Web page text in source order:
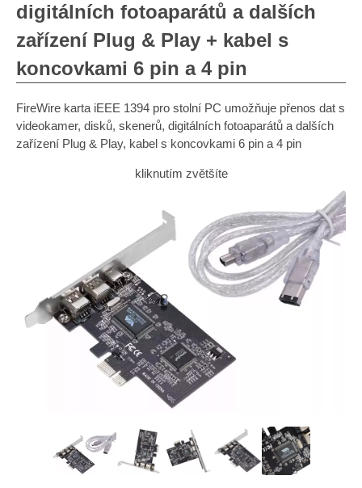
digitálních fotoaparátů a dalších
zařízení Plug & Play + kabel s
koncovkami 6 pin a 4 pin
FireWire karta iEEE 1394 pro stolní PC umožňuje přenos dat s
videokamer, disků, skenerů, digitálních fotoaparátů a dalších
zařízení Plug & Play, kabel s koncovkami 6 pin a 4 pin
kliknutím zvětšíte